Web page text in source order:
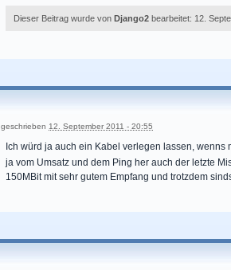
Dieser Beitrag wurde von Django2 bearbeitet: 12.
geschrieben 12. September 2011 - 20:55
Ich würd ja auch ein Kabel verlegen lassen, wenns
ja vom Umsatz und dem Ping her auch der letzte
150MBit mit sehr gutem Empfang und trotzdem